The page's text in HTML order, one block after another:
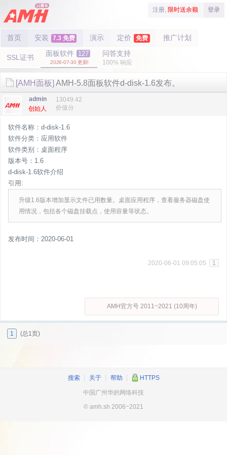
注册, 限时送余额 登录
首页 安装 7.3 免费 演示 定价 免费 推广计划
SSL证书 面板软件 127
2026-07-30 更新!
问答支持
100% 响应
[AMH面板] AMH-5.8面板软件d-disk-1.6发布。
admin
创始人
13049.42
价值分
软件名称：d-disk-1.6
软件分类：应用软件
软件类别：桌面程序
版本号：1.6
d-disk-1.6软件介绍
引用:
升级1.6版本增加显示文件已用数量。桌面应用程序，查看服务器磁盘使
用情况，包括各个磁盘挂载点，使用容量等状态。
发布时间：2020-06-01
2020-06-01 09:05:05 1
AMH官方号 2011~2021 (10周年)
1 (总1页)
搜索┊ 关于┊ 帮助 HTTPS
中国广州华的网络科技
© amh.sh 2006~2021